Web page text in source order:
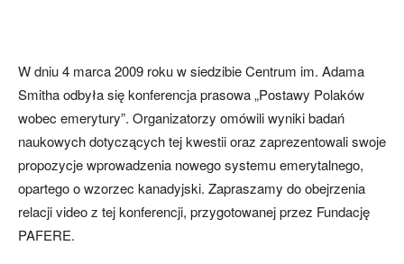
W dniu 4 marca 2009 roku w siedzibie Centrum im. Adama
Smitha odbyła się konferencja prasowa „Postawy Polaków
wobec emerytury”. Organizatorzy omówili wyniki badań
naukowych dotyczących tej kwestii oraz zaprezentowali swoje
propozycje wprowadzenia nowego systemu emerytalnego,
opartego o wzorzec kanadyjski. Zapraszamy do obejrzenia
relacji video z tej konferencji, przygotowanej przez Fundację
PAFERE.